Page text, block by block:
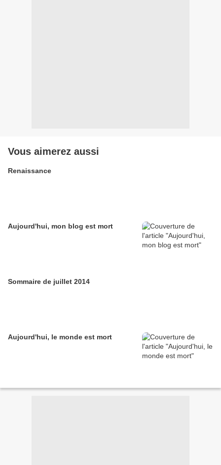
Vous aimerez aussi
Renaissance
Aujourd'hui, mon blog est mort
Sommaire de juillet 2014
Aujourd'hui, le monde est mort